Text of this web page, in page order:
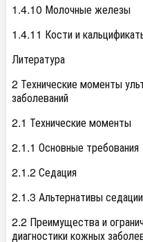
1.4.10 Молочные железы
1.4.11 Кости и
Литература
2 Технические моменты
заболеваний
2.1 Технические моменты
2.1.1 Основные требования
2.1.2 Седация
2.1.3 Альтернативы седации
2.2 Преимущества и
диагностики кожных